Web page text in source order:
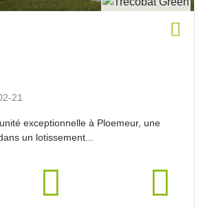
21
exceptionnelle à Ploemeur, une
un lotissement...